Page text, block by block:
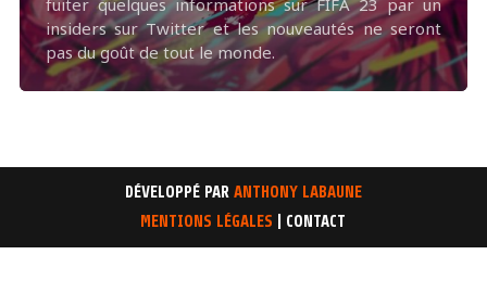
fuiter quelques informations sur FIFA 23 par un
insiders sur Twitter et les nouveautés ne seront
pas du goût de tout le monde.
DÉVELOPPÉ PAR ANTHONY LABAUNE
MENTIONS LÉGALES | CONTACT